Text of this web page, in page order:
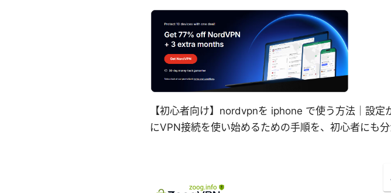
【初心者向け】nordvpnを iphone で使う方法｜設
にVPN接続を使い始めるための手順を、初心者にも